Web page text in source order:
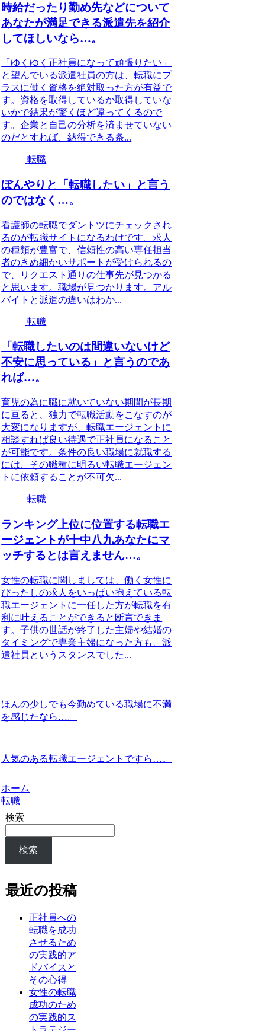
時給だったり勤め先などについて
あなたが満足できる派遣先を紹介
してほしいなら…。
「ゆくゆく正社員になって頑張りたい」
と望んでいる派遣社員の方は、転職にプ
ラスに働く資格を絶対取った方が有益で
す。資格を取得しているか取得していな
いかで結果が驚くほど違ってくるので
す。企業と自己の分析を済ませていない
のだとすれば、納得できる条...
転職
ぼんやりと「転職したい」と言う
のではなく…。
看護師の転職でダントツにチェックされ
るのが転職サイトになるわけです。求人
の種類が豊富で、信頼性の高い専任担当
者のきめ細かいサポートが受けられるの
で、リクエスト通りの仕事先が見つかる
と思います。職場が見つかります。アル
バイトと派遣の違いはわか...
転職
「転職したいのは間違いないけど
不安に思っている」と言うのであ
れば…。
育児の為に職に就いていない期間が長期
に亘ると、独力で転職活動をこなすのが
大変になりますが、転職エージェントに
相談すれば良い待遇で正社員になること
が可能です。条件の良い職場に就職する
には、その職種に明るい転職エージェン
トに依頼することが不可欠...
転職
ランキング上位に位置する転職エ
ージェントが十中八九あなたにマ
ッチするとは言えません…。
女性の転職に関しましては、働く女性に
ぴったしの求人をいっぱい抱えている転
職エージェントに一任した方が転職を有
利に叶えることができると断言できま
す。子供の世話が終了した主婦や結婚の
タイミングで専業主婦になった方も、派
遣社員というスタンスでした...
ほんの少しでも今勤めている職場に不満
を感じたなら…。
人気のある転職エージェントですら…。
ホーム
転職
検索
検索
最近の投稿
正社員への
転職を成功
させるため
の実践的ア
ドバイスと
その心得
女性の転職
成功のため
の実践的ス